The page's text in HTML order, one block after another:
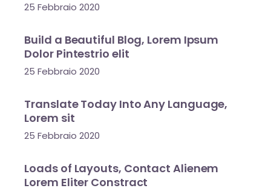
25 Febbraio 2020
Build a Beautiful Blog, Lorem Ipsum
Dolor Pintestrio elit
25 Febbraio 2020
Translate Today Into Any Language,
Lorem sit
25 Febbraio 2020
Loads of Layouts, Contact Alienem
Lorem Eliter Constract